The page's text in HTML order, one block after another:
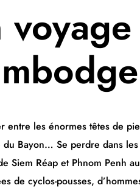
entre les énormes têtes de
Bayon… Se perdre dans
Siem Réap et Phnom Penh
de cyclos-pousses,